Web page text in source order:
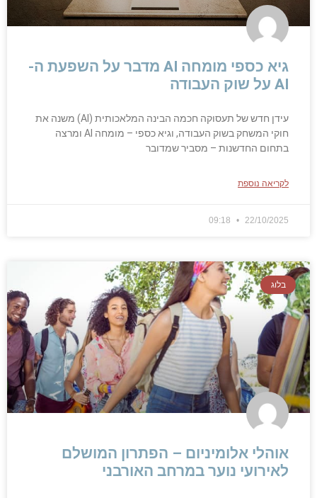
גיא כספי מומחה AI מדבר על השפעת ה-
AI על שוק העבודה
עידן חדש של תעסוקה חכמה הבינה המלאכותית (AI) משנה את
חוקי המשחק בשוק העבודה, וגיא כספי – מומחה AI ומרצה
בתחום החדשנות – מסביר שמדובר
לקריאה נוספת
22/10/2025
בלוג
אוהלי אלומיניום – הפתרון המושלם
לאירועי נוער במרחב האורבני